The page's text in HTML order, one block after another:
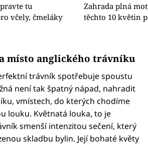
tu
včely, čmeláky
Zahrada plná
těchto 10 květin
místo anglického trávníku
trávník spotřebuje spoustu
není tak špatný nápad, nahradit
vmístech, do kterých chodíme
louku. Květnatá louka, to je
smenší intenzitou sečení, který
skladbu bylin. Její bohaté květy